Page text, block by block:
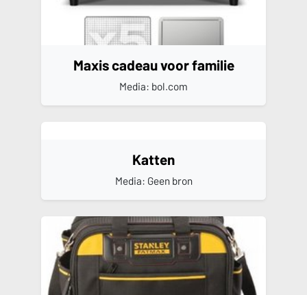
Maxis cadeau voor familie
Media: bol.com
Katten
Media: Geen bron